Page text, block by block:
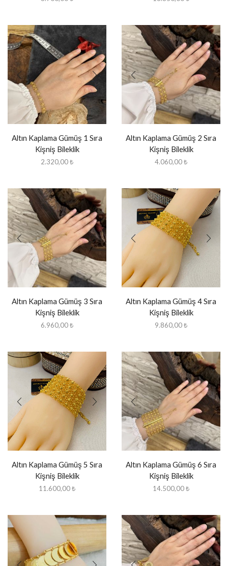
Altın Kaplama Gümüş 1 Sıra
Kişniş Bileklik
2.320,00₺
Altın Kaplama Gümüş 2 Sıra
Kişniş Bileklik
4.060,00₺
Altın Kaplama Gümüş 3 Sıra
Kişniş Bileklik
6.960,00₺
Altın Kaplama Gümüş 4 Sıra
Kişniş Bileklik
9.860,00₺
Altın Kaplama Gümüş 5 Sıra
Kişniş Bileklik
11.600,00₺
Altın Kaplama Gümüş 6 Sıra
Kişniş Bileklik
14.500,00₺